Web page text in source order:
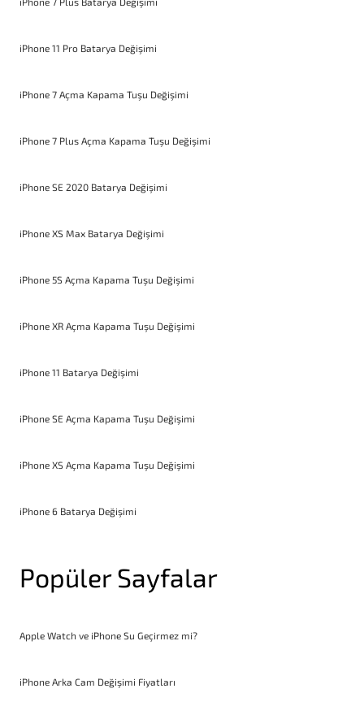
iPhone 11 Pro Batarya Değişimi
iPhone 7 Açma Kapama Tuşu Değişimi
iPhone 7 Plus Açma Kapama Tuşu Değişimi
iPhone SE 2020 Batarya Değişimi
iPhone XS Max Batarya Değişimi
iPhone 5S Açma Kapama Tuşu Değişimi
iPhone XR Açma Kapama Tuşu Değişimi
iPhone 11 Batarya Değişimi
iPhone SE Açma Kapama Tuşu Değişimi
iPhone XS Açma Kapama Tuşu Değişimi
iPhone 6 Batarya Değişimi
Popüler Sayfalar
Apple Watch ve iPhone Su Geçirmez mi?
iPhone Arka Cam Değişimi Fiyatları